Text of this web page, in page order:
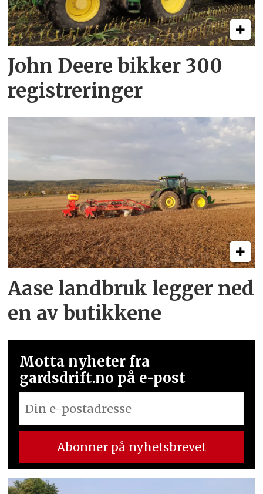
John Deere bikker 300
registreringer
Aase landbruk legger ned
en av butikkene
Motta nyheter fra
gardsdrift.no på e-post